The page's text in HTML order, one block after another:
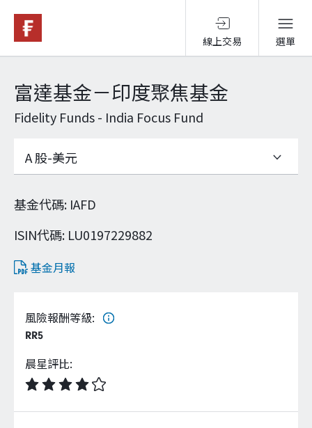
線上交易 選單
基金與配息
永續投資
投資洞見
關於富達
企業永續
客戶服務
富達基金－印度聚焦基金
Fidelity Funds - India Focus Fund
基金代碼: IAFD
ISIN代碼: LU0197229882
基金月報
風險報酬等級:
RR5
晨星評比: